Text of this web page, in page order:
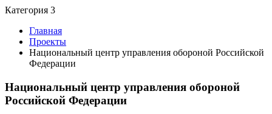
Категория 3
Главная
Проекты
Национальный центр управления обороной Российской
Федерации
Национальный центр управления обороной
Российской Федерации